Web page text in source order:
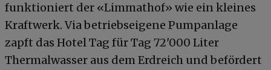
funktioniert der «Limmathof» wie ein kleines
Kraftwerk. Via betriebseigene Pumpanlage
zapft das Hotel Tag für Tag 72'000 Liter
Thermalwasser aus dem Erdreich und befördert